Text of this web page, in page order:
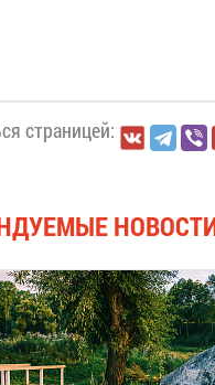
стра­ни­цей: